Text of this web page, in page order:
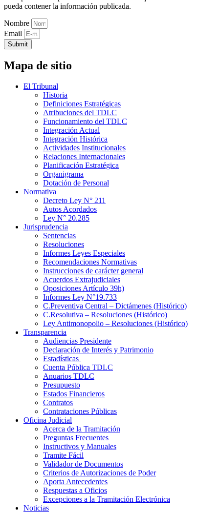
pueda contener la información publicada.
Nombre
Email
Submit
Mapa de sitio
El Tribunal
Historia
Definiciones Estratégicas
Atribuciones del TDLC
Funcionamiento del TDLC
Integración Actual
Integración Histórica
Actividades Institucionales
Relaciones Internacionales
Planificación Estratégica
Organigrama
Dotación de Personal
Normativa
Decreto Ley N° 211
Autos Acordados
Ley N° 20.285
Jurisprudencia
Sentencias
Resoluciones
Informes Leyes Especiales
Recomendaciones Normativas
Instrucciones de carácter general
Acuerdos Extrajudiciales
Oposiciones Artículo 39h)
Informes Ley N°19.733
C.Preventiva Central – Dictámenes (Histórico)
C.Resolutiva – Resoluciones (Histórico)
Ley Antimonopolio – Resoluciones (Histórico)
Transparencia
Audiencias Presidente
Declaración de Interés y Patrimonio
Estadísticas
Cuenta Pública TDLC
Anuarios TDLC
Presupuesto
Estados Financieros
Contratos
Contrataciones Públicas
Oficina Judicial
Acerca de la Tramitación
Preguntas Frecuentes
Instructivos y Manuales
Tramite Fácil
Validador de Documentos
Criterios de Autorizaciones de Poder
Aporta Antecedentes
Respuestas a Oficios
Excepciones a la Tramitación Electrónica
Noticias